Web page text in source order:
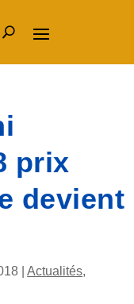
prix
devient
|Actualités,